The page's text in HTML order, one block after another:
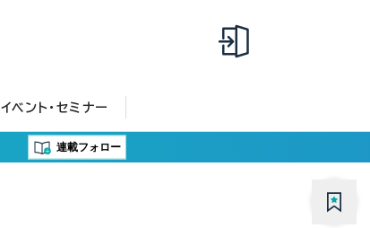
イベント・セミナー
連載フォロー